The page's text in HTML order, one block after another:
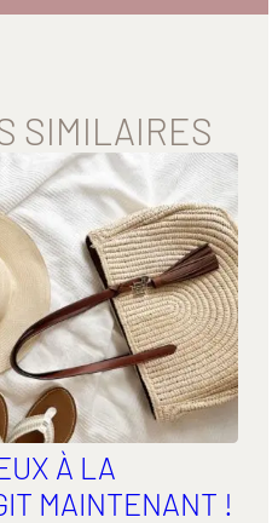
SIMILAIRES
À LA
MAINTENANT !